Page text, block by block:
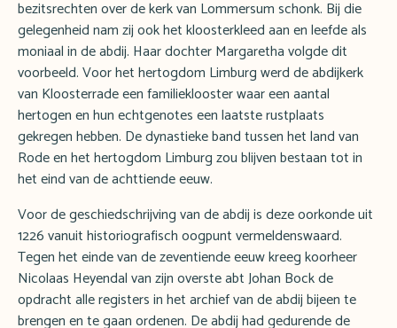
bezitsrechten over de kerk van Lommersum schonk. Bij die
gelegenheid nam zij ook het kloosterkleed aan en leefde als
moniaal in de abdij. Haar dochter Margaretha volgde dit
voorbeeld. Voor het hertogdom Limburg werd de abdijkerk
van Kloosterrade een familieklooster waar een aantal
hertogen en hun echtgenotes een laatste rustplaats
gekregen hebben. De dynastieke band tussen het land van
Rode en het hertogdom Limburg zou blijven bestaan tot in
het eind van de achttiende eeuw.
Voor de geschiedschrijving van de abdij is deze oorkonde uit
1226 vanuit historiografisch oogpunt vermeldenswaard.
Tegen het einde van de zeventiende eeuw kreeg koorheer
Nicolaas Heyendal van zijn overste abt Johan Bock de
opdracht alle registers in het archief van de abdij bijeen te
brengen en te gaan ordenen. De abdij had gedurende de